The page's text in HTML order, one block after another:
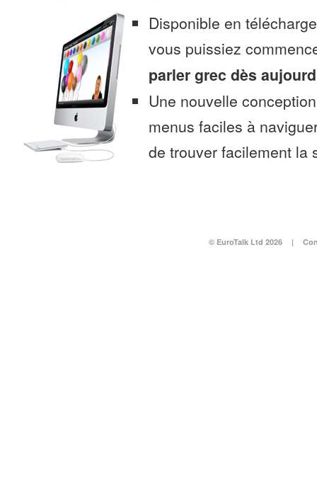
Disponible en
vous puissiez
parler grec dès
Une nouvelle
menus faciles à
de trouver facilement la
© EuroTalk Ltd 2026 |